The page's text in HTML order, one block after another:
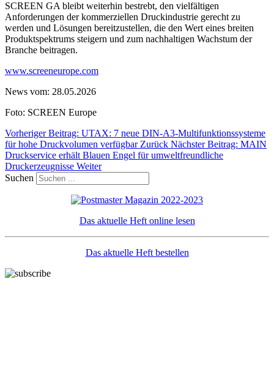
SCREEN GA bleibt weiterhin bestrebt, den vielfältigen
Anforderungen der kommerziellen Druckindustrie gerecht zu
werden und Lösungen bereitzustellen, die den Wert eines breiten
Produktspektrums steigern und zum nachhaltigen Wachstum der
Branche beitragen.
www.screeneurope.com
News vom: 28.05.2026
Foto: SCREEN Europe
Vorheriger Beitrag: UTAX: 7 neue DIN-A3-Multifunktionssysteme
für hohe Druckvolumen verfügbar Zurück Nächster Beitrag: MAIN
Druckservice erhält Blauen Engel für umweltfreundliche
Druckerzeugnisse Weiter
Suchen
Das aktuelle Heft online lesen
Das aktuelle Heft bestellen